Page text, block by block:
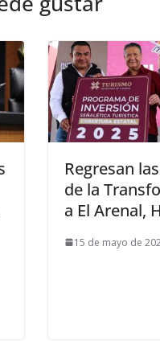
Regresan
de la
a El Arenal,
15 de mayo de